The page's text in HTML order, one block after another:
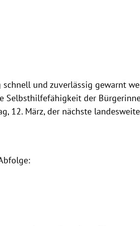
und zuverlässig gewarnt
Selbsthilfefähigkeit der
12. März, der nächste